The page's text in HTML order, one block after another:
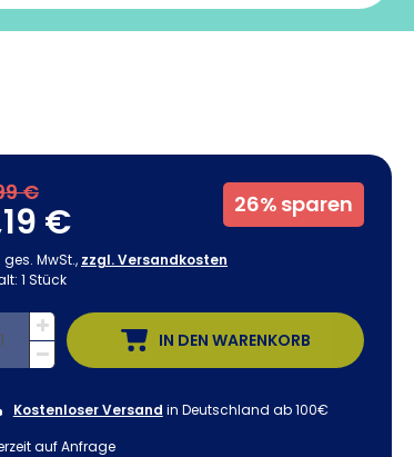
€
€ 26% sparen
ges. MwSt., zzgl. Versandkosten
1 Stück
IN DEN WARENKORB
Kostenloser Versand in Deutschland ab 100€
auf Anfrage